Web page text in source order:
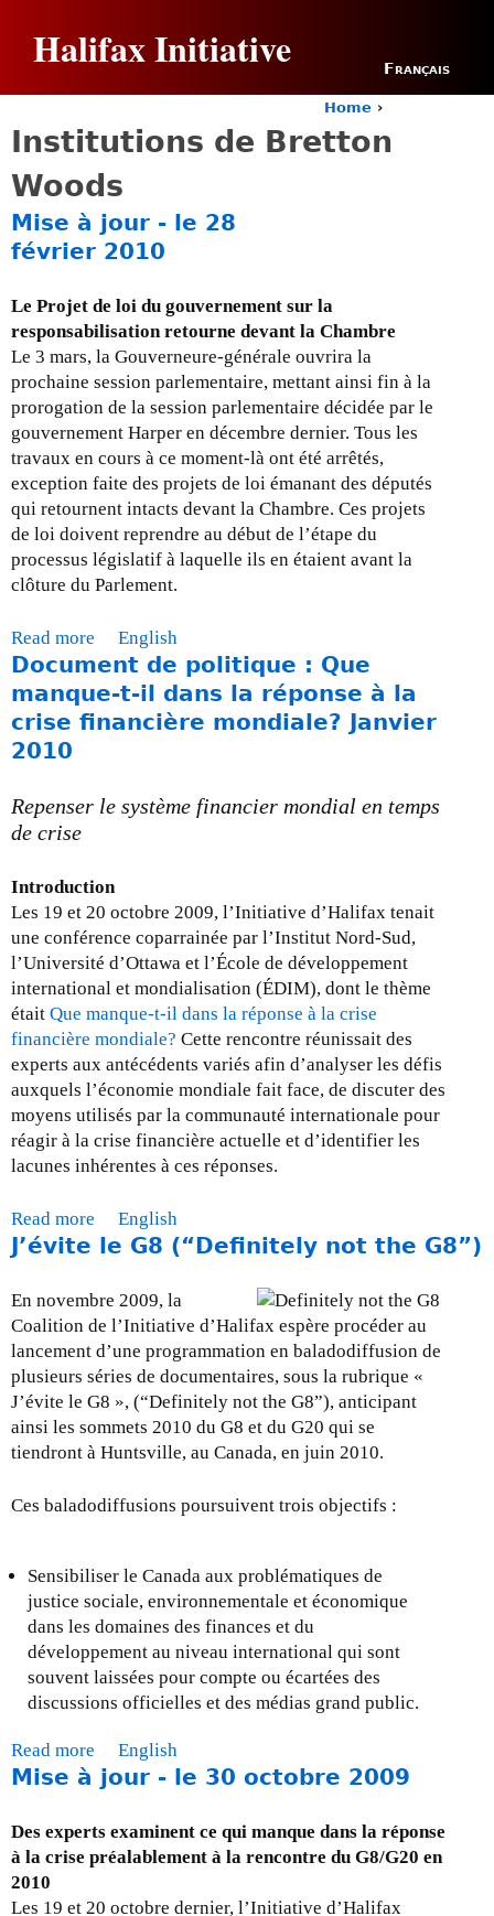
Halifax Initiative Français
a
r
e
h
r
Home ›
Institutions de Bretton
Woods
Mise à jour - le 28
février 2010
Le Projet de loi du gouvernement sur la
responsabilisation retourne devant la Chambre
Le 3 mars, la Gouverneure-générale ouvrira la
prochaine session parlementaire, mettant ainsi fin à la
prorogation de la session parlementaire décidée par le
gouvernement Harper en décembre dernier. Tous les
travaux en cours à ce moment-là ont été arrêtés,
exception faite des projets de loi émanant des députés
qui retournent intacts devant la Chambre. Ces projets
de loi doivent reprendre au début de l’étape du
processus législatif à laquelle ils en étaient avant la
clôture du Parlement.
Read more
b
o
u
s
j
o
u
r
-
l
e
2
8
f
é
v
2
0
1
0
English
Document de politique : Que
manque-t-il dans la réponse à la
crise financière mondiale? Janvier
2010
Repenser le système financier mondial en temps
de crise
Introduction
Les 19 et 20 octobre 2009, l’Initiative d’Halifax tenait
une conférence coparrainée par l’Institut Nord-Sud,
l’Université d’Ottawa et l’École de développement
international et mondialisation (ÉDIM), dont le thème
était Que manque-t-il dans la réponse à la crise
financière mondiale? Cette rencontre réunissait des
experts aux antécédents variés afin d’analyser les défis
auxquels l’économie mondiale fait face, de discuter des
moyens utilisés par la communauté internationale pour
réagir à la crise financière actuelle et d’identifier les
lacunes inhérentes à ces réponses.
Read more
b
u
t
D
o
c
u
m
n
e
p
o
l
i
t
u
:
Q
e
English
J’évite le G8 (“Definitely not the G8”)
En novembre 2009, la
Coalition de l’Initiative d’Halifax espère procéder au
lancement d’une programmation en baladodiffusion de
plusieurs séries de documentaires, sous la rubrique «
J’évite le G8 », (“Definitely not the G8”), anticipant
ainsi les sommets 2010 du G8 et du G20 qui se
tiendront à Huntsville, au Canada, en juin 2010.
Ces baladodiffusions poursuivent trois objectifs :
Sensibiliser le Canada aux problématiques de
justice sociale, environnementale et économique
dans les domaines des finances et du
développement au niveau international qui sont
souvent laissées pour compte ou écartées des
discussions officielles et des médias grand public.
Read more
b
u
t
’
English
Mise à jour - le 30 octobre 2009
Des experts examinent ce qui manque dans la réponse
à la crise préalablement à la rencontre du G8/G20 en
2010
Les 19 et 20 octobre dernier, l’Initiative d’Halifax